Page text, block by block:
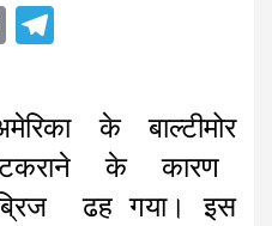
E
a
i
l
e
g
के बाल्टीमोर
के कारण
ढह गया। इस